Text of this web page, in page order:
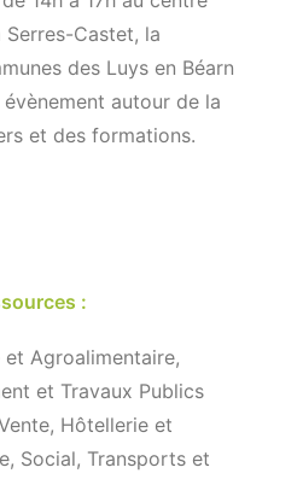
Castet, la
des Luys en Béarn
autour de la
et des formations.
:
Agroalimentaire,
et Travaux Publics
Hôtellerie et
Social, Transports et